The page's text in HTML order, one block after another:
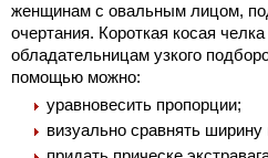
женщинам с овальным лицом,
очертания. Короткая косая
обладательницам узкого
помощью можно:
уравновесить пропорции;
визуально сравнять